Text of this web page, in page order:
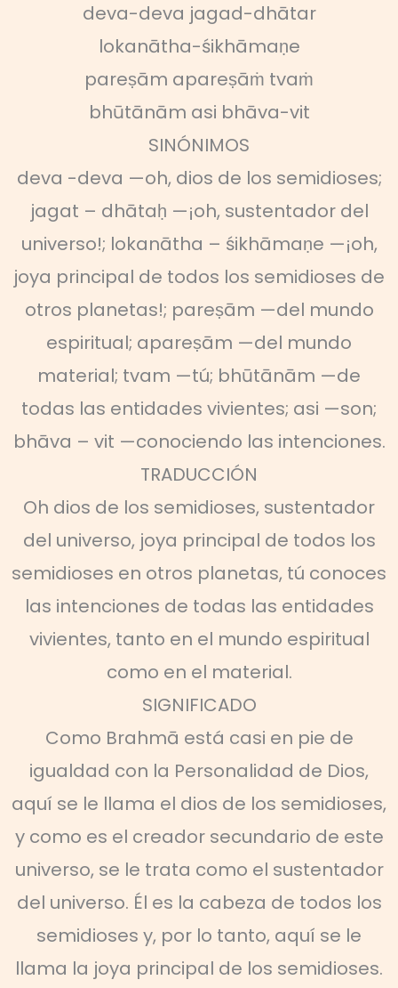
deva-deva jagad-dhātar
lokanātha-śikhāmaṇe
pareṣām apareṣāṁ tvaṁ
bhūtānām asi bhāva-vit
SINÓNIMOS
deva -deva —oh, dios de los semidioses;
jagat – dhātaḥ —¡oh, sustentador del
universo!; lokanātha – śikhāmaṇe —¡oh,
joya principal de todos los semidioses de
otros planetas!; pareṣām —del mundo
espiritual; apareṣām —del mundo
material; tvam —tú; bhūtānām —de
todas las entidades vivientes; asi —son;
bhāva – vit —conociendo las intenciones.
TRADUCCIÓN
Oh dios de los semidioses, sustentador
del universo, joya principal de todos los
semidioses en otros planetas, tú conoces
las intenciones de todas las entidades
vivientes, tanto en el mundo espiritual
como en el material.
SIGNIFICADO
Como Brahmā está casi en pie de
igualdad con la Personalidad de Dios,
aquí se le llama el dios de los semidioses,
y como es el creador secundario de este
universo, se le trata como el sustentador
del universo. Él es la cabeza de todos los
semidioses y, por lo tanto, aquí se le
llama la joya principal de los semidioses.